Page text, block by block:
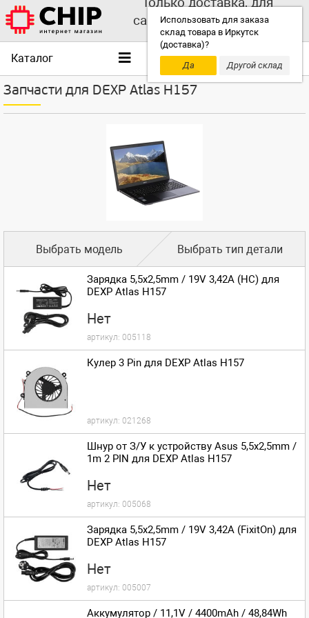
Использовать для заказа
склад товара в Иркутск
(доставка)?
Да
Другой склад
самовывоза выбирайте
другой склад!
Каталог
Запчасти для DEXP Atlas H157
Выбрать модель Выбрать тип детали
Зарядка 5,5x2,5mm / 19V 3,42A (HC) для
DEXP Atlas H157
Нет
артикул: 005118
Кулер 3 Pin для DEXP Atlas H157
артикул: 021268
Шнур от З/У к устройству Asus 5,5x2,5mm /
1m 2 PIN для DEXP Atlas H157
Нет
артикул: 005068
Зарядка 5,5x2,5mm / 19V 3,42A (FixitOn) для
DEXP Atlas H157
Нет
артикул: 005007
Аккумулятор / 11,1V / 4400mAh / 48,84Wh